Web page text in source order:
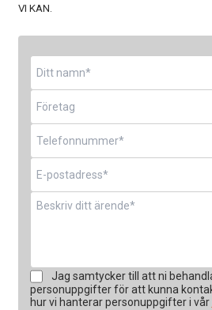
VI KAN.
Namn
Företag
Telefon
E-
post
*
Meddelande
Samtycke
*
Jag samtycker till att ni
personuppgifter för att kunna
hur vi hanterar personuppgifter i vår